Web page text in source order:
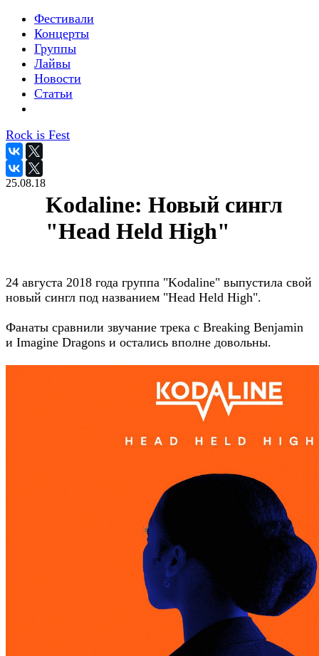
Фестивали
Концерты
Группы
Лайвы
Новости
Статьи
Rock is Fest
25.08.18
Kodaline: Новый сингл
"Head Held High"
24 августа 2018 года группа "Kodaline" выпустила свой
новый сингл под названием "Head Held High".
Фанаты сравнили звучание трека с Breaking Benjamin
и Imagine Dragons и остались вполне довольны.